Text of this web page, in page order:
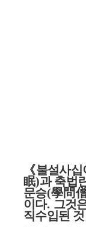
《불설사십
眠)과 축법
문승(學問
이다. 그것
직수입된